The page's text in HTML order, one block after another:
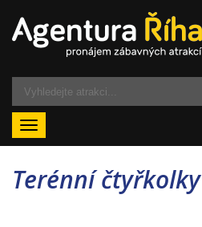
Menu
Terénní čtyřkolky